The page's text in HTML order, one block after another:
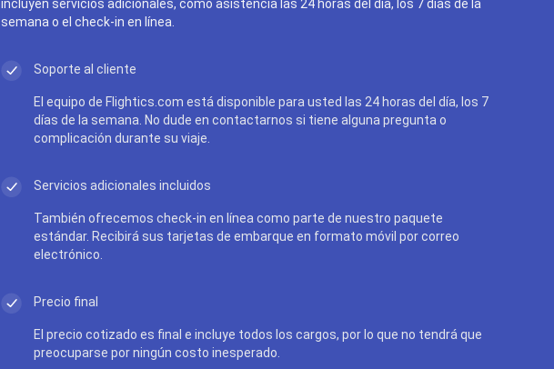
incluyen servicios adicionales, como asistencia las 24 horas del día, los 7 días de la
semana o el check-in en línea.
Soporte al cliente
El equipo de Flightics.com está disponible para usted las 24 horas del día, los 7
días de la semana. No dude en contactarnos si tiene alguna pregunta o
complicación durante su viaje.
Servicios adicionales incluidos
También ofrecemos check-in en línea como parte de nuestro paquete
estándar. Recibirá sus tarjetas de embarque en formato móvil por correo
electrónico.
Precio final
El precio cotizado es final e incluye todos los cargos, por lo que no tendrá que
preocuparse por ningún costo inesperado.